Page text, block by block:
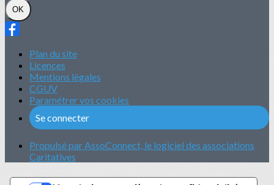
OK
Plan du site
Licences
Mentions légales
CGUV
Paramétrer vos cookies
Se connecter
Propulsé par AssoConnect, le logiciel des associations
Caritatives